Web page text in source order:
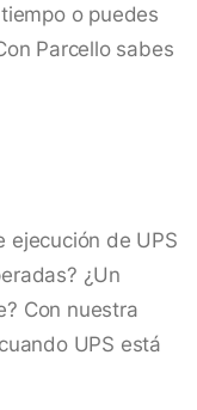
o puedes
Parcello sabes
ejecución de UPS
¿Un
Con nuestra
UPS está